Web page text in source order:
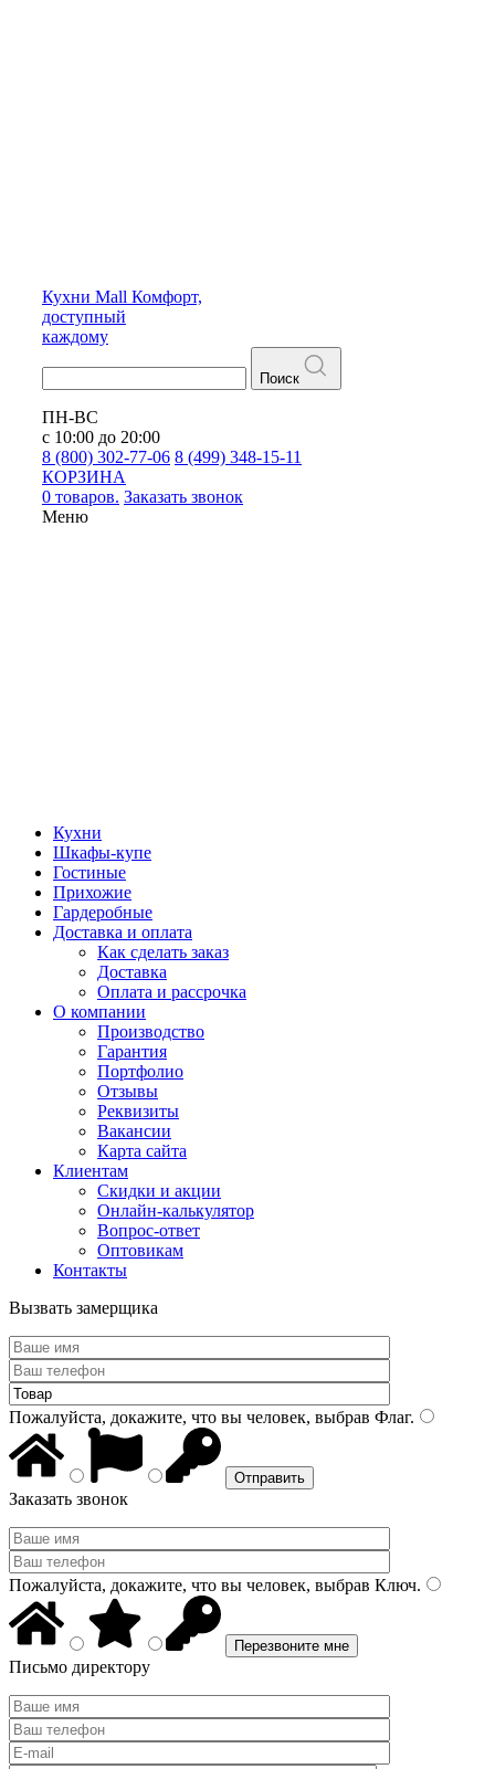
Кухни Mall Комфорт,
доступный
каждому
Поиск
ПН-ВС
с 10:00 до 20:00
8 (800) 302-77-06 8 (499) 348-15-11
КОРЗИНА
0 товаров. Заказать звонок
Меню
Кухни
Шкафы-купе
Гостиные
Прихожие
Гардеробные
Доставка и оплата
Как сделать заказ
Доставка
Оплата и рассрочка
О компании
Производство
Гарантия
Портфолио
Отзывы
Реквизиты
Вакансии
Карта сайта
Клиентам
Скидки и акции
Онлайн-калькулятор
Вопрос-ответ
Оптовикам
Контакты
Вызвать замерщика
Пожалуйста, докажите, что вы человек, выбрав Флаг.
Заказать звонок
Пожалуйста, докажите, что вы человек, выбрав Ключ.
Письмо директору